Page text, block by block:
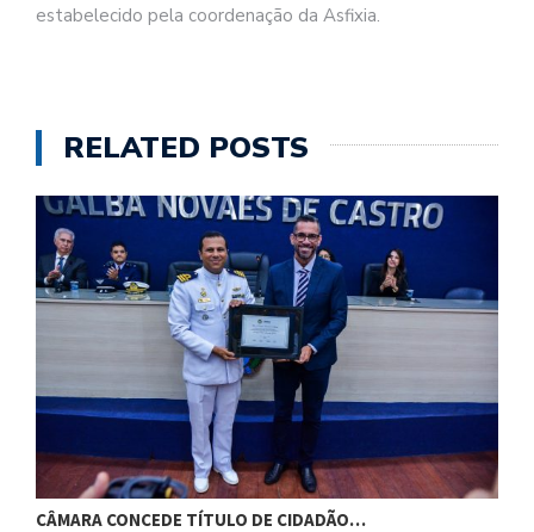
estabelecido pela coordenação da Asfixia.
RELATED POSTS
CÂMARA CONCEDE TÍTULO DE CIDADÃO…